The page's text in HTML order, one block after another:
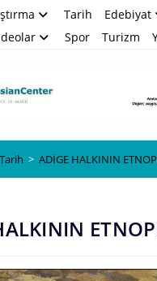
Tarih Edebiyat
Spor Turizm
Tarih > ADİGE HALKININ